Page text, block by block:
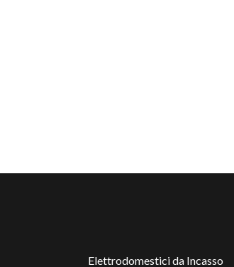
Elettrodomestici da Incasso